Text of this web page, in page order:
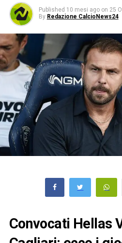
Published 10 mesi ago on 25
By Redazione CalcioNews24
Convocati Hellas